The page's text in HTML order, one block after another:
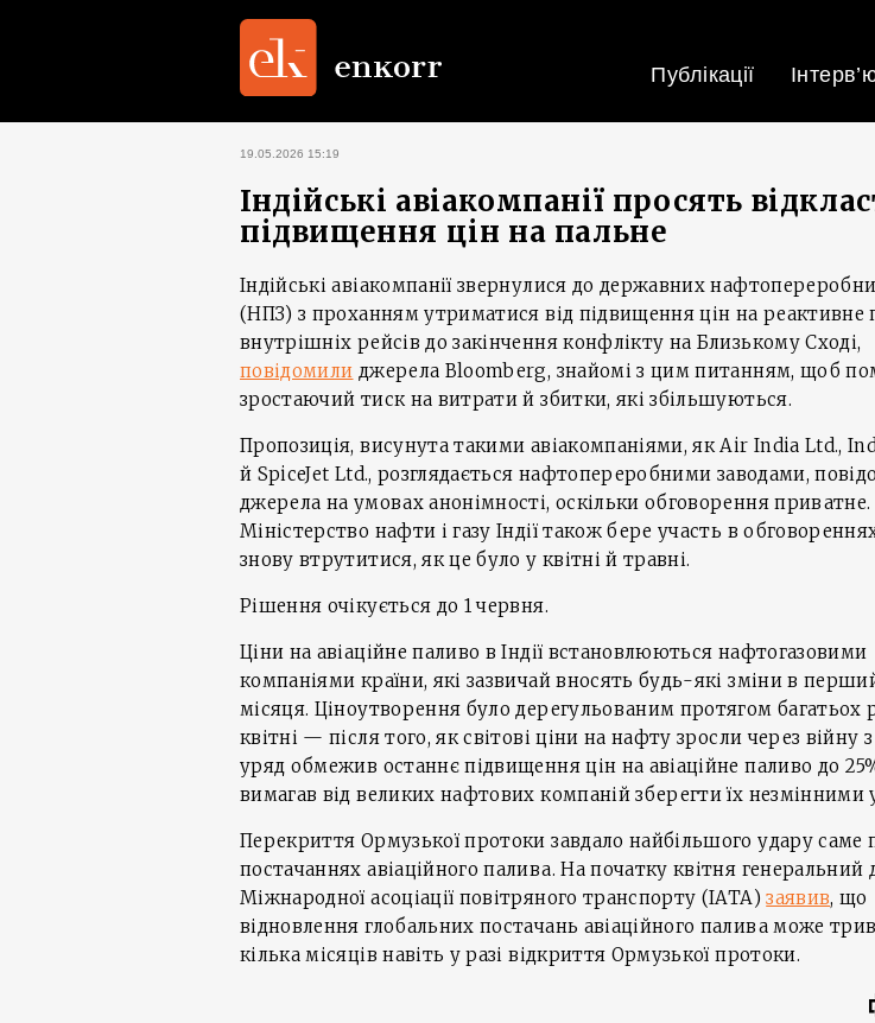
Публікації
19.05.2026 15:19
Індійські авіакомпанії просять
підвищення цін на пальне
Індійські авіакомпанії звернулися до державних
(НПЗ) з проханням утриматися від підвищення цін на реактивне
внутрішніх рейсів до закінчення конфлікту на Близькому Сході,
повідомили джерела Bloomberg, знайомі з цим питанням, щоб
зростаючий тиск на витрати й збитки, які збільшуються.
Пропозиція, висунута такими авіакомпаніями, як Air India Ltd.,
й SpiceJet Ltd., розглядається нафтопереробними заводами,
джерела на умовах анонімності, оскільки обговорення приватне.
Міністерство нафти і газу Індії також бере участь в
знову втрутитися, як це було у квітні й травні.
Рішення очікується до 1 червня.
Ціни на авіаційне паливо в Індії встановлюються нафтогазовими
компаніями країни, які зазвичай вносять будь-які зміни в
місяця. Ціноутворення було дерегульованим протягом багатьох
квітні — після того, як світові ціни на нафту зросли через війну
уряд обмежив останнє підвищення цін на авіаційне паливо до
вимагав від великих нафтових компаній зберегти їх незмінними
Перекриття Ормузької протоки завдало найбільшого удару саме
постачаннях авіаційного палива. На початку квітня генеральний
Міжнародної асоціації повітряного транспорту (IATA)заявив, що
відновлення глобальних постачань авіаційного палива може
кілька місяців навіть у разі відкриття Ормузької протоки.